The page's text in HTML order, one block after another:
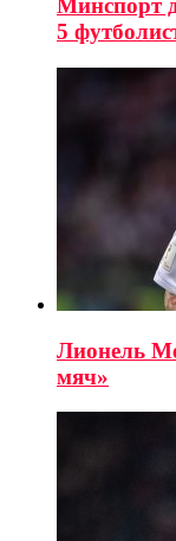
Минспорт
5
Лионель
мяч»